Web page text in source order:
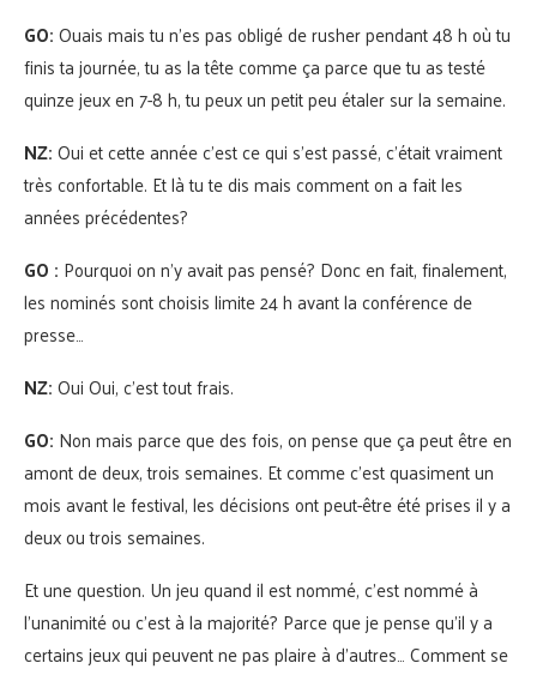
GO:Ouais mais tu n’es pas obligé de rusher pendant 48 h où tu
finis ta journée, tu as la tête comme ça parce que tu as testé
quinze jeux en 7-8 h, tu peux un petit peu étaler sur la semaine.
NZ:Oui et cette année c’est ce qui s’est passé, c’était vraiment
très confortable. Et là tu te dis mais comment on a fait les
années précédentes?
GO : Pourquoi on n’y avait pas pensé? Donc en fait, finalement,
les nominés sont choisis limite 24 h avant la conférence de
presse…
NZ:Oui Oui, c’est tout frais.
GO: Non mais parce que des fois, on pense que ça peut être en
amont de deux, trois semaines. Et comme c’est quasiment un
mois avant le festival, les décisions ont peut-être été prises il y a
deux ou trois semaines.
Et une question. Un jeu quand il est nommé, c’est nommé à
l’unanimité ou c’est à la majorité? Parce que je pense qu’il y a
certains jeux qui peuvent ne pas plaire à d’autres… Comment se